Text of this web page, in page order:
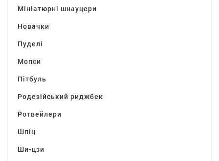
Мініатюрні шнауцери
Новачки
Пуделі
Мопси
Пітбуль
Родезійський риджбек
Ротвейлери
Шпіц
Ши-цзи